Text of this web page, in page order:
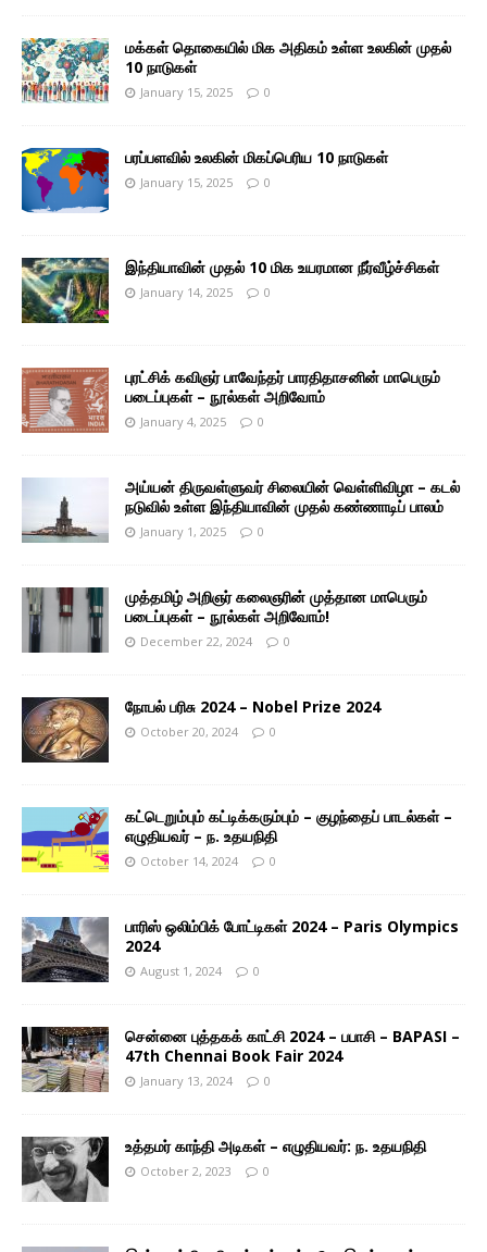
மக்கள் தொகையில் மிக அதிகம் உள்ள உலகின் முதல்
10 நாடுகள்
January 15, 2025 0
பரப்பளவில் உலகின் மிகப்பெரிய 10 நாடுகள்
January 15, 2025 0
இந்தியாவின் முதல் 10 மிக உயரமான நீர்வீழ்ச்சிகள்
January 14, 2025 0
புரட்சிக் கவிஞர் பாவேந்தர் பாரதிதாசனின் மாபெரும்
படைப்புகள் – நூல்கள் அறிவோம்
January 4, 2025 0
அய்யன் திருவள்ளுவர் சிலையின் வெள்ளிவிழா – கடல்
நடுவில் உள்ள இந்தியாவின் முதல் கண்ணாடிப் பாலம்
January 1, 2025 0
முத்தமிழ் அறிஞர் கலைஞரின் முத்தான மாபெரும்
படைப்புகள் – நூல்கள் அறிவோம்!
December 22, 2024 0
நோபல் பரிசு 2024 – Nobel Prize 2024
October 20, 2024 0
கட்டெறும்பும் கட்டிக்கரும்பும் – குழந்தைப் பாடல்கள் –
எழுதியவர் – ந. உதயநிதி
October 14, 2024 0
பாரிஸ் ஒலிம்பிக் போட்டிகள் 2024 – Paris Olympics
2024
August 1, 2024 0
சென்னை புத்தகக் காட்சி 2024 – பபாசி – BAPASI –
47th Chennai Book Fair 2024
January 13, 2024 0
உத்தமர் காந்தி அடிகள் – எழுதியவர்: ந. உதயநிதி
October 2, 2023 0